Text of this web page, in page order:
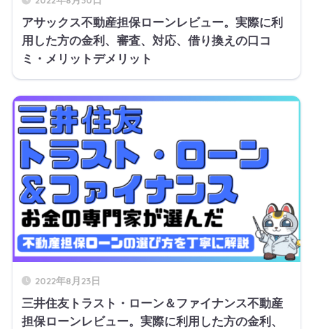
アサックス不動産担保ローンレビュー。実際に利
用した方の金利、審査、対応、借り換えの口コ
ミ・メリットデメリット
2022年8月23日
三井住友トラスト・ローン＆ファイナンス不動産
担保ローンレビュー。実際に利用した方の金利、